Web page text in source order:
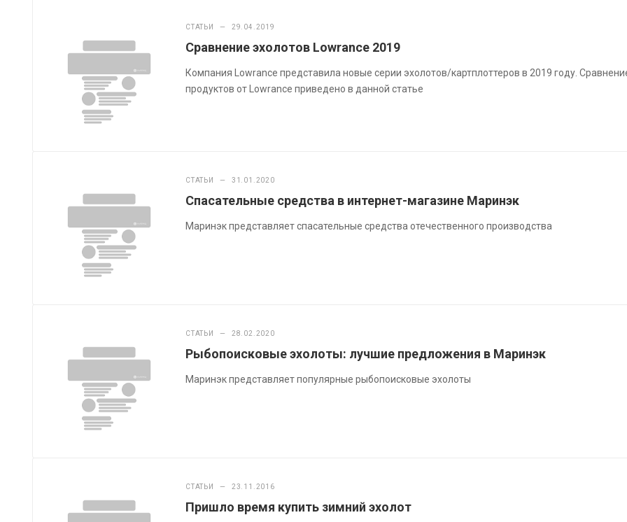
СТАТЬИ — 29.04.2019
Сравнение эхолотов Lowrance 2019
Компания Lowrance представила новые серии эхолотов/картплоттеров в 2019 году.
продуктов от Lowrance приведено в данной статье
СТАТЬИ — 31.01.2020
Спасательные средства в интернет-магазине Маринэк
Маринэк представляет спасательные средства отечественного производства
СТАТЬИ — 28.02.2020
Рыбопоисковые эхолоты: лучшие предложения в Маринэк
Маринэк представляет популярные рыбопоисковые эхолоты
СТАТЬИ — 23.11.2016
Пришло время купить зимний эхолот